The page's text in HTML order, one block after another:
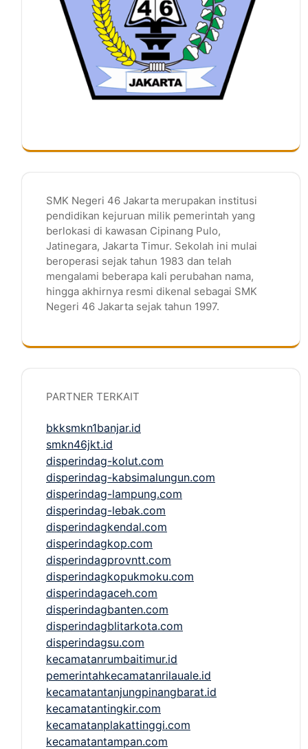
SMK Negeri 46 Jakarta merupakan institusi
pendidikan kejuruan milik pemerintah yang
berlokasi di kawasan Cipinang Pulo,
Jatinegara, Jakarta Timur. Sekolah ini mulai
beroperasi sejak tahun 1983 dan telah
mengalami beberapa kali perubahan nama,
hingga akhirnya resmi dikenal sebagai SMK
Negeri 46 Jakarta sejak tahun 1997.
PARTNER TERKAIT
bkksmkn1banjar.id
smkn46jkt.id
disperindag-kolut.com
disperindag-kabsimalungun.com
disperindag-lampung.com
disperindag-lebak.com
disperindagkendal.com
disperindagkop.com
disperindagprovntt.com
disperindagkopukmoku.com
disperindagaceh.com
disperindagbanten.com
disperindagblitarkota.com
disperindagsu.com
kecamatanrumbaitimur.id
pemerintahkecamatanrilauale.id
kecamatantanjungpinangbarat.id
kecamatantingkir.com
kecamatanplakattinggi.com
kecamatantampan.com